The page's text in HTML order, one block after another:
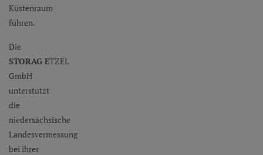
Küstenraum
führen.
Die
STORAG ETZEL
GmbH
unterstützt
die
niedersächsische
Landesvermessung
bei ihrer